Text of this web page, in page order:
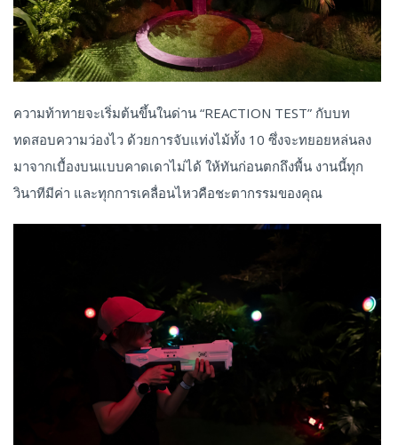
ความท้าทายจะเริ่มต้นขึ้นในด่าน “REACTION TEST” กับบท
ทดสอบความว่องไว ด้วยการจับแท่งไม้ทั้ง 10 ซึ่งจะทยอยหล่นลง
มาจากเบื้องบนแบบคาดเดาไม่ได้ ให้ทันก่อนตกถึงพื้น งานนี้ทุก
วินาทีมีค่า และทุกการเคลื่อนไหวคือชะตากรรมของคุณ